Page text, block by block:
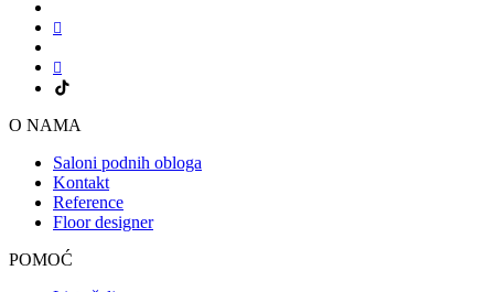
O NAMA
Saloni podnih obloga
Kontakt
Reference
Floor designer
POMOĆ